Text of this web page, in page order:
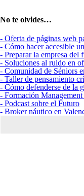
No te olvides…
- Oferta de páginas web
- Cómo hacer accesible
- Preparar la empresa del
- Soluciones al ruido en
- Comunidad de Séniors
- Taller de pensamiento
- Cómo defenderse de la
- Formación
- Podcast sobre el Futuro
- Broker náutico en